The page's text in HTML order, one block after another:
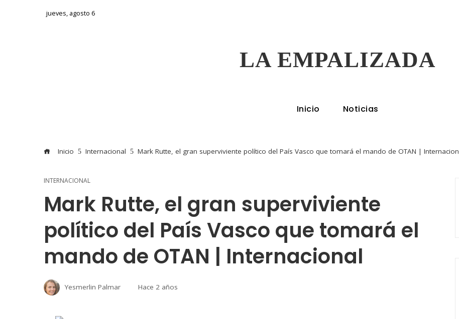
jueves, agosto 6
LA EMPALIZADA
Inicio Noticias
Inicio Internacional Mark Rutte, el gran superviviente político del País Vasco que tomará el mando de OTAN |
INTERNACIONAL
Mark Rutte, el gran superviviente
político del País Vasco que tomará el
mando de OTAN | Internacional
Yesmerlin Palmar Hace 2 años